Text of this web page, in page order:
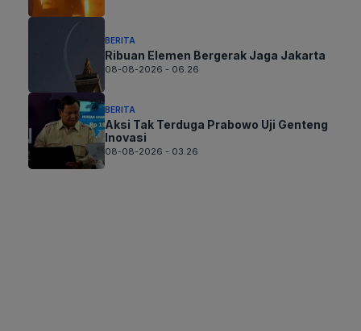
BERITA
Ribuan Elemen Bergerak Jaga Jakarta
08-08-2026 - 06.26
BERITA
Aksi Tak Terduga Prabowo Uji Genteng
Inovasi
08-08-2026 - 03.26